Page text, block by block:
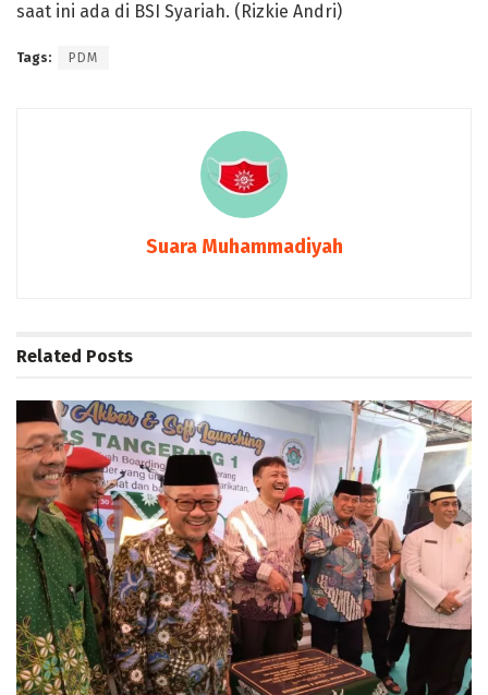
saat ini ada di BSI Syariah. (Rizkie Andri)
Tags: PDM
Suara Muhammadiyah
Related Posts